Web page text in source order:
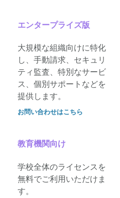
エンタープライズ版
大規模な組織向けに特化
し、手動請求、セキュリ
ティ監査、特別なサービ
ス、個別サポートなどを
提供します。
お問い合わせはこちら
教育機関向け
学校全体のライセンスを
無料でご利用いただけま
す。